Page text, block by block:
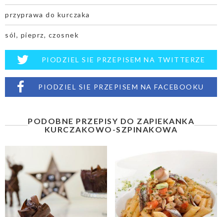
przyprawa do kurczaka
sól, pieprz, czosnek
PIODZIEL SIE PRZEPISEM NA TWITTERZE
PIODZIEL SIE PRZEPISEM NA FACEBOOKU
PODOBNE PRZEPISY DO ZAPIEKANKA
KURCZAKOWO-SZPINAKOWA